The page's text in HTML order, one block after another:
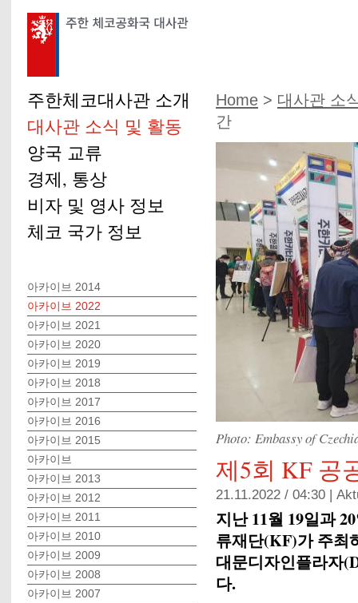
Home > 대사관 소
간
Photo: Embassy of
제5회 KF 공
21.11.2022 / 04:30 |
지난 11월 19일과
류재단(KF)가 주최
대문디자인플라자
다.
주한체코대사관 소개
대사관 소식 및 활동
양국 교류
경제, 통상
비자 및 영사 정보
체코 국가 정보
아카이브 2014
아카이브 2022
아카이브 2021
아카이브 2020
아카이브 2019
아카이브 2018
아카이브 2017
아카이브 2016
아카이브 2015
아카이브
아카이브 2013
아카이브 2012
아카이브 2011
아카이브 2010
아카이브 2009
아카이브 2008
아카이브 2007